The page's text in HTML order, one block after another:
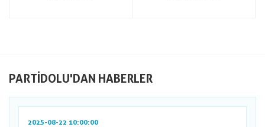
PARTIDOLU'DAN HABERLER
2025-08-22 10:00:00